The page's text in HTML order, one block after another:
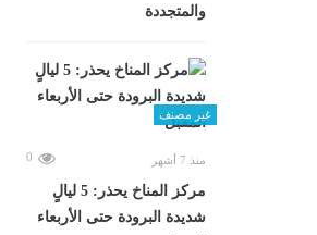
والمتجددة
غير مصنف
منذ 7 أشهر 0
مركز المناخ يحذر: 5 ليالٍ
شديدة البرودة حتى الأربعاء